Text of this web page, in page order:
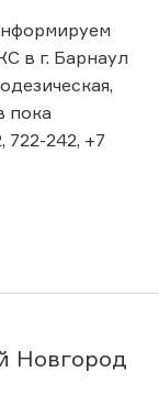
в г. Барнаул
пока
242, +7
Новгород